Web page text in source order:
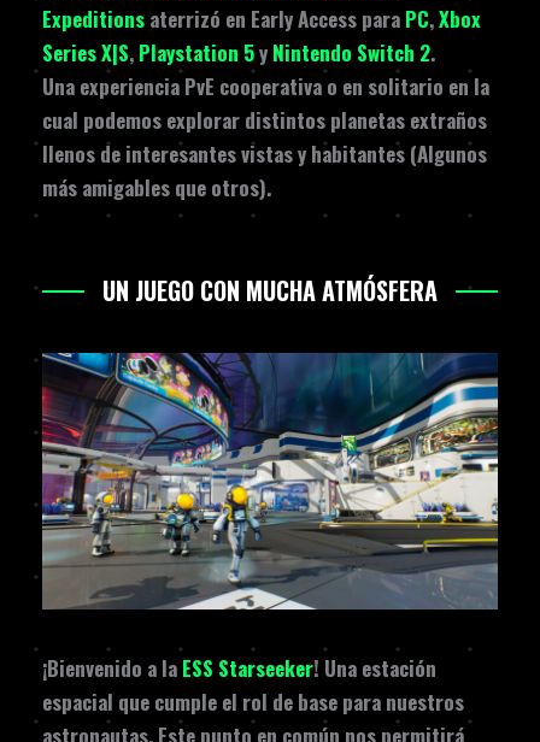
Expeditions aterrizó en Early Access para PC,Xbox
Series X|S, Playstation 5y Nintendo Switch 2.
Una experiencia PvE cooperativa o en solitario en la
cual podemos explorar distintos planetas extraños
llenos de interesantes vistas y habitantes (Algunos
más amigables que otros).
UN JUEGO CON MUCHA ATMÓSFERA
¡Bienvenido a la ESS Starseeker! Una estación
espacial que cumple el rol de base para nuestros
astronautas. Este punto en común nos permitirá